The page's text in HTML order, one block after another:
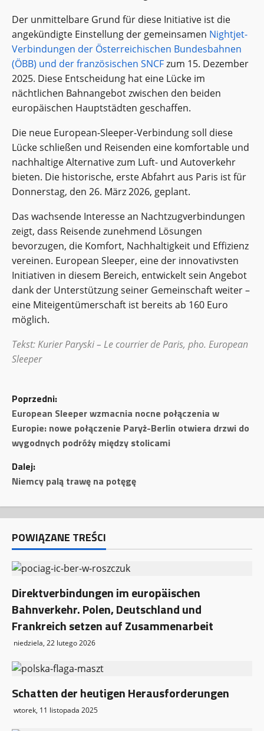
Der unmittelbare Grund für diese Initiative ist die
angekündigte Einstellung der gemeinsamen Nightjet-
Verbindungen der Österreichischen Bundesbahnen
(ÖBB) und der französischen SNCFzum 15. Dezember
2025. Diese Entscheidung hat eine Lücke im
nächtlichen Bahnangebot zwischen den beiden
europäischen Hauptstädten geschaffen.
Die neue European-Sleeper-Verbindung soll diese
Lücke schließen und Reisenden eine komfortable und
nachhaltige Alternative zum Luft- und Autoverkehr
bieten. Die historische, erste Abfahrt aus Paris ist für
Donnerstag, den 26. März 2026, geplant.
Das wachsende Interesse an Nachtzugverbindungen
zeigt, dass Reisende zunehmend Lösungen
bevorzugen, die Komfort, Nachhaltigkeit und Effizienz
vereinen. European Sleeper, eine der innovativsten
Initiativen in diesem Bereich, entwickelt sein Angebot
dank der Unterstützung seiner Gemeinschaft weiter –
eine Miteigentümerschaft ist bereits ab 160 Euro
möglich.
Tekst:Kurier Paryski– Le courrier de Paris, pho. European
Sleeper
Z
o
b
a
c
z
w
p
i
s
y
Poprzedni:
European Sleeper wzmacnia nocne połączenia w
Europie: nowe połączenie Paryż-Berlin otwiera drzwi do
wygodnych podróży między stolicami
Dalej:
Niemcy palą trawę na potęgę
POWIĄZANE TREŚCI
Direktverbindungen im europäischen
Bahnverkehr. Polen, Deutschland und
Frankreich setzen auf Zusammenarbeit
niedziela, 22 lutego 2026
Schatten der heutigen Herausforderungen
wtorek, 11 listopada 2025